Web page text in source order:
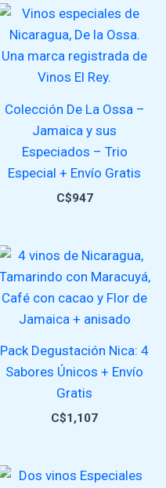
Colección De La Ossa –
Jamaica y sus
Especiados – Trio
Especial + Envío Gratis
C$947
Pack Degustación Nica: 4
Sabores Únicos + Envío
Gratis
C$1,107